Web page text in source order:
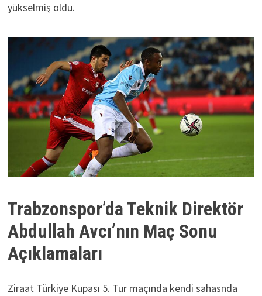
yükselmiş oldu.
Trabzonspor’da Teknik Direktör
Abdullah Avcı’nın Maç Sonu
Açıklamaları
Ziraat Türkiye Kupası 5. Tur maçında kendi sahasnda